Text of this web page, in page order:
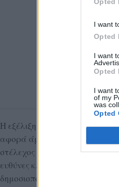
I want
Opted
I want
Opted
I want
of my
was
Opted
Η εξέλιξη της αρχειοθέτησης
αφορά άμεσα τον Χαράλαμπο
στέλεχος του κόμματος. Η
ευθύνες κλείνει έναν κύκλο
δημοσιοποίηση της δικογραφίας.